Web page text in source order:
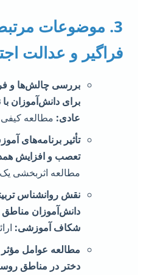
3. موضوعات مرتبط
و عدالت
بررسی چالش‌ها و
برای دانش‌آموزان با
عادی:مطالعه کیفی
تأثیر برنامه‌های
تعصب و افزایش همدلی
مطالعه اثربخشی یک
نقش روانشناس تربیتی
دانش‌آموزان مناطق
شکاف آموزشی:ارائه
مطالعه عوامل مؤثر بر
دختر در مناطق روستایی